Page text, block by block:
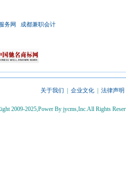
务网 成都兼职会计
关于我们 | 企业文化 | 法律声明
2009-2025,Power By jycms,Inc.All Rights